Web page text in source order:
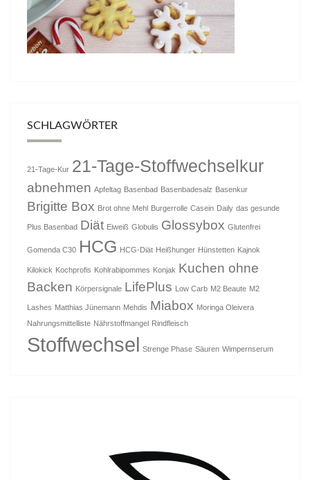
SCHLAGWÖRTER
21-Tage-Kur 21-Tage-Stoffwechselkur
abnehmen Apfeltag Basenbad Basenbadesalz Basenkur
Brigitte Box Brot ohne Mehl Burgerrolle Casein Daily das gesunde
Plus Basenbad Diät Eiweiß Globulis Glossybox Glutenfrei
Gomenda C30 HCG HCG-Diät Heißhunger Hünstetten Kajnok
Kilokick Kochprofis Kohlrabipommes Konjak Kuchen ohne
Backen Körpersignale LifePlus Low Carb M2 Beaute M2
Lashes Matthias Jünemann Mehdis Miabox Moringa Oleivera
Nahrungsmittelliste Nährstoffmangel Rindfleisch
Stoffwechsel Strenge Phase Säuren Wimpernserum